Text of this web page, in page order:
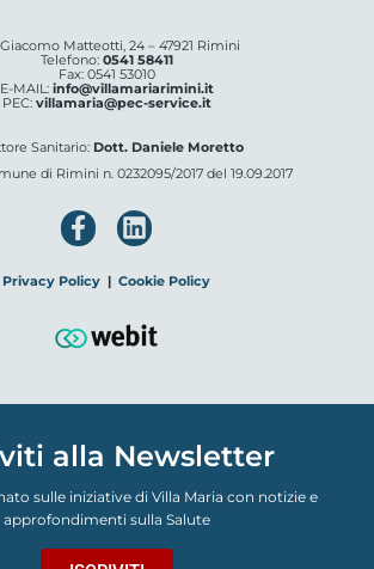
Matteotti, 24 – 47921 Rimini
Telefono: 0541 58411
Fax: 0541 53010
E-MAIL: info@villamariarimini.it
PEC: villamaria@pec-service.it
Sanitario: Dott. Daniele Moretto
di Rimini n. 0232095/2017 del 19.09.2017
Privacy Policy | Cookie Policy
alla Newsletter
sulle iniziative di Villa Maria con notizie e
approfondimenti sulla Salute